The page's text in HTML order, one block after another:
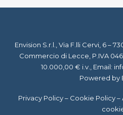
Envision S.r.l., Via F.lli Cervi, 6 –
Commercio di Lecce, P.IVA
10.000,00 € i.v., Email:
Powered by
Privacy Policy– Cookie Policy–